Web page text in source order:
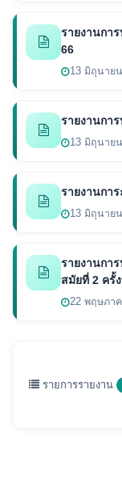
รายงานกา
66
13 มิถุนาย
รายงานกา
13 มิถุนาย
รายงานกา
13 มิถุนาย
รายงานกา
สมัยที่ 2 ครั้
22 พฤษภา
รายการรายงาน